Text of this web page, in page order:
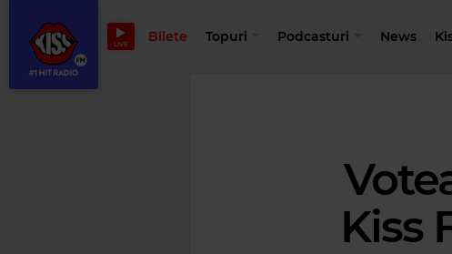
LIVE Bilete Topuri Podcasturi News
Kiss